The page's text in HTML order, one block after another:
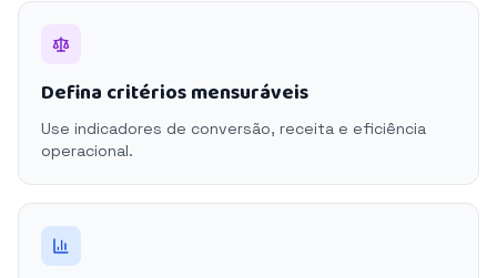
Defina critérios mensuráveis
Use indicadores de conversão, receita e eficiência
operacional.